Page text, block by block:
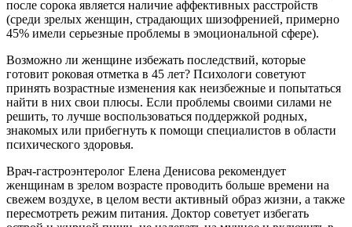
после сорока является наличие аффективных расстройств
(среди зрелых женщин, страдающих шизофренией, примерно
45% имели серьезные проблемы в эмоциональной сфере).
Возможно ли женщине избежать последствий, которые
готовит роковая отметка в 45 лет? Психологи советуют
принять возрастные изменения как неизбежные и попытаться
найти в них свои плюсы. Если проблемы своими силами не
решить, то лучше воспользоваться поддержкой родных,
знакомых или прибегнуть к помощи специалистов в области
психического здоровья.
Врач-гастроэнтеролог Елена Денисова рекомендует
женщинам в зрелом возрасте проводить больше времени на
свежем воздухе, в целом вести активный образ жизни, а также
пересмотреть режим питания. Доктор советует избегать